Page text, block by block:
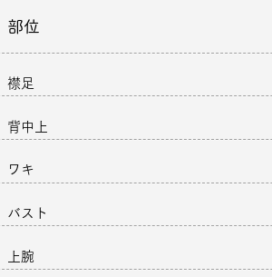
部位
​襟足
背中上
ワキ
バスト
上腕